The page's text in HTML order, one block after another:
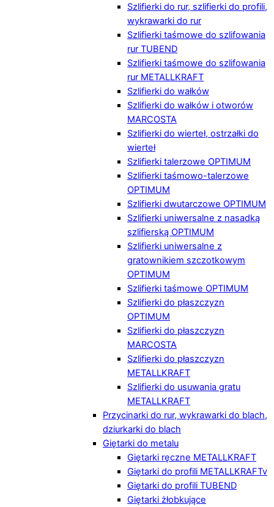
Szlifierki do rur, szlifierki do profili,
wykrawarki do rur
Szlifierki taśmowe do szlifowania
rur TUBEND
Szlifierki taśmowe do szlifowania
rur METALLKRAFT
Szlifierki do wałków
Szlifierki do wałków i otworów
MARCOSTA
Szlifierki do wierteł, ostrzałki do
wierteł
Szlifierki talerzowe OPTIMUM
Szlifierki taśmowo-talerzowe
OPTIMUM
Szlifierki dwutarczowe OPTIMUM
Szlifierki uniwersalne z nasadką
szlifierską OPTIMUM
Szlifierki uniwersalne z
gratownikiem szczotkowym
OPTIMUM
Szlifierki taśmowe OPTIMUM
Szlifierki do płaszczyzn
OPTIMUM
Szlifierki do płaszczyzn
MARCOSTA
Szlifierki do płaszczyzn
METALLKRAFT
Szlifierki do usuwania gratu
METALLKRAFT
Przycinarki do rur, wykrawarki do blach,
dziurkarki do blach
Giętarki do metalu
Giętarki ręczne METALLKRAFT
Giętarki do profili METALLKRAFTv
Giętarki do profili TUBEND
Giętarki żłobkujące